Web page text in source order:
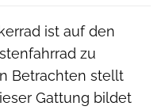
ist auf den
zu
Betrachten stellt
Gattung bildet